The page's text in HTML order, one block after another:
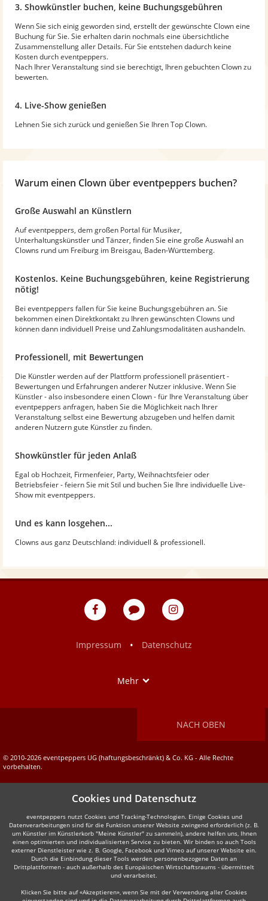
3. Showkünstler buchen, keine Buchungsgebühren
Wenn Sie sich einig geworden sind, erstellt der gewünschte Clown eine
Buchung für Sie. Sie erhalten darin nochmals eine übersichtliche
Zusammenstellung aller Details. Für Sie entstehen dadurch keine
Kosten durch eventpeppers.
Nach Ihrer Veranstaltung sind sie berechtigt, Ihren gebuchten Clown zu
bewerten.
4. Live-Show genießen
Lehnen Sie sich zurück und genießen Sie Ihren Top Clown.
Warum einen Clown über eventpeppers buchen?
Große Auswahl an Künstlern
Auf eventpeppers, dem großen Portal für Musiker,
Unterhaltungskünstler und Tänzer, finden Sie eine große Auswahl an
Clowns rund um Freiburg im Breisgau, Baden-Württemberg.
Kostenlos. Keine Buchungsgebühren, keine Registrierung
nötig!
Bei eventpeppers fallen für Sie keine Buchungsgebühren an. Sie
bekommen einen Direktkontakt zu Ihren gewünschten Clowns und
können dann individuell Preise und Zahlungsmodalitäten aushandeln.
Professionell, mit Bewertungen
Die Künstler werden auf der Plattform professionell präsentiert -
Bewertungen und Erfahrungen anderer Nutzer inklusive. Wenn Sie
Künstler - also insbesondere einen Clown - für Ihre Veranstaltung über
eventpeppers anfragen, haben Sie die Möglichkeit nach Ihrer
Veranstaltung selbst eine Bewertung abzugeben und helfen damit
anderen Nutzern gute Künstler zu finden.
Showkünstler für jeden Anlaß
Egal ob Hochzeit, Firmenfeier, Party, Weihnachtsfeier oder
Betriebsfeier - feiern Sie mit Stil und buchen Sie Ihre individuelle Live-
Show mit eventpeppers.
Und es kann losgehen...
Clowns aus ganz Deutschland: individuell & professionell.
eventpeppers
Blog
eventpeppers
Impressum
• Datenschutz
Mehr
NACH OBEN
© 2010-2026 eventpeppers UG (haftungsbeschränkt) & Co. KG - Alle Rechte
vorbehalten.
Cookies und Datenschutz
eventpeppers nutzt Cookies und Tracking-Technologien. Einige Cookies und
Datenverarbeitungen sind für die Funktion unserer Website zwingend erforderlich (z. B.
um Künstler im Künstlerkorb "Meine Künstler" zu sammeln), andere helfen uns, Ihnen
einen optimierten und individualisierten Service zu bieten. Wir binden so auch Tools
externer Dienstleister wie z. B. Google, Facebook und Vimeo auf unserer Website ein.
Durch die Einbindung dieser Tools werden personenbezogene Daten an
Drittplattformen - auch außerhalb des Europäischen Wirtschaftsraums - übermittelt
und verarbeitet.
Klicken Sie bitte auf «Akzeptieren», wenn Sie mit der Verwendung aller Cookies